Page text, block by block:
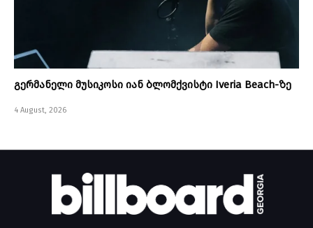
გერმანელი მუსიკოსი იან ბლომქვისტი Iveria Beach-ზე
4 August, 2026